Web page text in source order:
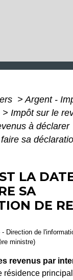
> Argent -
> Impôt sur le
à déclarer
sa
LA
SA
DE
Direction de
ministre)
revenus par
résidence